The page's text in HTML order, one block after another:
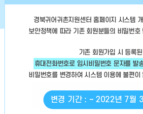
경북귀어귀촌지원센터 홈페이지 시스템
보안정책에 따라 기존 회원분들의 비밀번호
기존 회원가입 시 등록된
휴대전화번호로 임시비밀번호 문자를 발
비밀번호를 변경하여 시스템 이용에 불편이
변경 기간 : ~ 2022년 7월
아이디 저장
로그인